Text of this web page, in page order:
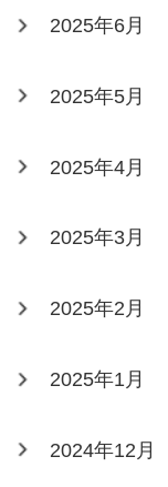
2025年6月
2025年5月
2025年4月
2025年3月
2025年2月
2025年1月
2024年12月